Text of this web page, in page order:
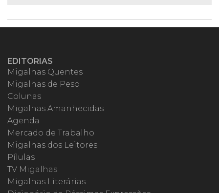
EDITORIAS
Migalhas Quentes
Migalhas de Peso
Colunas
Migalhas Amanhecidas
Agenda
Mercado de Trabalho
Migalhas dos Leitores
Pílulas
TV Migalhas
Migalhas Literárias